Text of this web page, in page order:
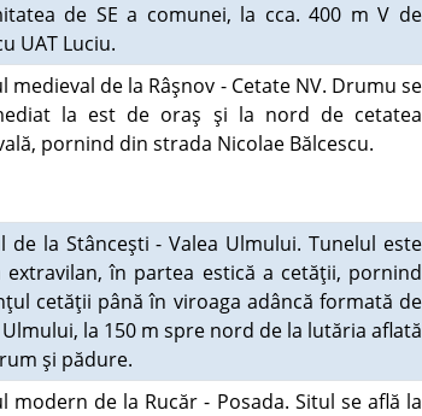
de SE a comunei, la cca. 400 m V de
UAT Luciu.
medieval de la Râşnov - Cetate NV. Drumu se
la est de oraş şi la nord de cetatea
pornind din strada Nicolae Bălcescu.
de la Stânceşti - Valea Ulmului. Tunelul este
extravilan, în partea estică a cetăţii, pornind
cetăţii până în viroaga adâncă formată de
la 150 m spre nord de la lutăria aflată
şi pădure.
modern de la Rucăr - Posada. Situl se află la